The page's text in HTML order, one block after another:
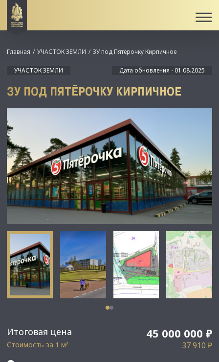
Итоговая цена 45 000 000 ₽
Стоимость за 1 м² 37 910 ₽
Главная УЧАСТОК ЗЕМЛИ ЗУ под Пятёрочку Кирпичное
УЧАСТОК ЗЕМЛИ Дата обновления - 01.08.2025
ЗУ ПОД ПЯТЁРОЧКУ КИРПИЧНОЕ